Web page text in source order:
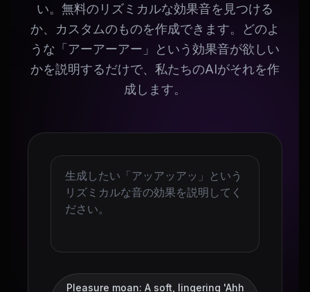
い。無料のリズミカルな効果音を見つける
か、カスタムのものを作成できます。どのよ
うな「アーアーアー」という効果音が欲しい
かを説明するだけで、私たちのAIがそれを作
成します。
Pleasure moan: A soft, lingering 'Ahh